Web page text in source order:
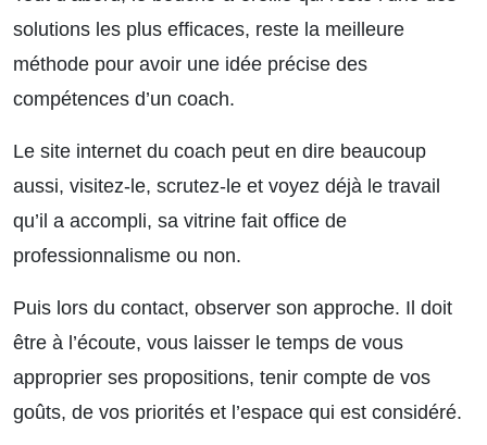
solutions les plus efficaces, reste la meilleure
méthode pour avoir une idée précise des
compétences d’un coach.
Le site internet du coach peut en dire beaucoup
aussi, visitez-le, scrutez-le et voyez déjà le travail
qu’il a accompli, sa vitrine fait office de
professionnalisme ou non.
Puis lors du contact, observer son approche. Il doit
être à l’écoute, vous laisser le temps de vous
approprier ses propositions, tenir compte de vos
goûts, de vos priorités et l’espace qui est considéré.